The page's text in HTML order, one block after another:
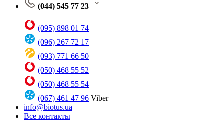
(044) 545 77 23
(095) 898 01 74
(096) 267 72 17
(093) 771 66 50
(050) 468 55 52
(050) 468 55 54
(067) 461 47 96 Viber
info@biotus.ua
Все контакты